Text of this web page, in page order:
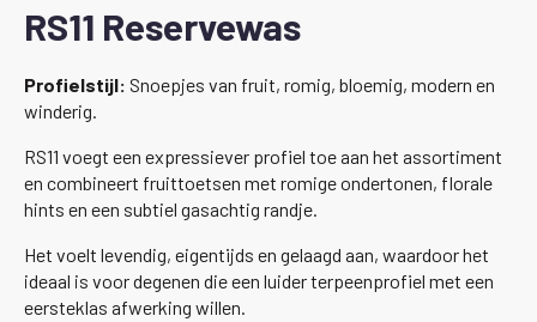
RS11 Reservewas
Profielstijl: Snoepjes van fruit, romig, bloemig, modern en
winderig.
RS11 voegt een expressiever profiel toe aan het assortiment
en combineert fruittoetsen met romige ondertonen, florale
hints en een subtiel gasachtig randje.
Het voelt levendig, eigentijds en gelaagd aan, waardoor het
ideaal is voor degenen die een luider terpeenprofiel met een
eersteklas afwerking willen.